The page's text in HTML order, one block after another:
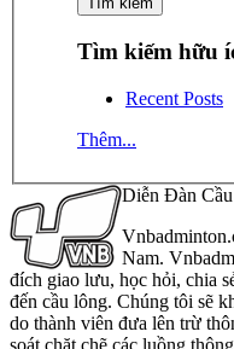
Tìm kiếm hữu
Recent Posts
Thêm...
Diễn Đàn
Nam.
đích giao lưu, học hỏi, chia
đến cầu lông. Chúng tôi sẽ
do thành viên đưa lên trừ
soát chặt chẽ các luồng